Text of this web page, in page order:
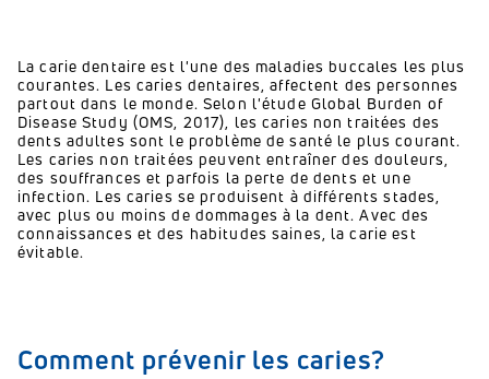
La carie dentaire est l'une des maladies buccales les plus
courantes. Les caries dentaires, affectent des personnes
partout dans le monde. Selon l'étude Global Burden of
Disease Study (OMS, 2017), les caries non traitées des
dents adultes sont le problème de santé le plus courant.
Les caries non traitées peuvent entraîner des douleurs,
des souffrances et parfois la perte de dents et une
infection. Les caries se produisent à différents stades,
avec plus ou moins de dommages à la dent. Avec des
connaissances et des habitudes saines, la carie est
évitable.
Comment prévenir les caries?